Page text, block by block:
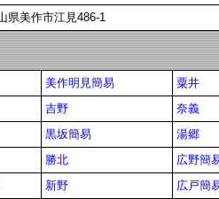
県美作市江見486-1
美作明見簡易
粟井
吉野
奈義
黒坂簡易
湯郷
勝北
広野簡
新野
広戸簡